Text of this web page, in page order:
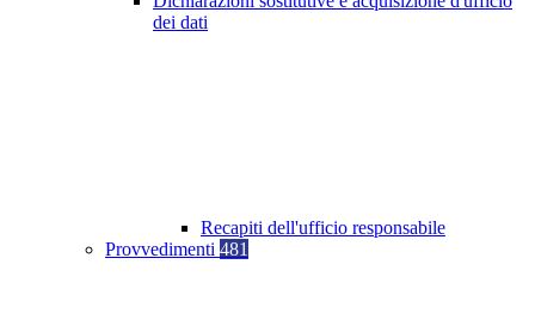
dei dati
Recapiti dell'ufficio responsabile
Provvedimenti 481